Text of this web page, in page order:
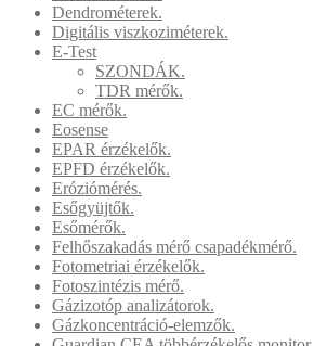
Dendrométerek.
Digitális viszkoziméterek.
E-Test
SZONDÁK.
TDR mérők.
EC mérők.
Eosense
EPAR érzékelők.
EPFD érzékelők.
Eróziómérés.
Esőgyüjtők.
Esőmérők.
Felhőszakadás mérő csapadékmérő.
Fotometriai érzékelők.
Fotoszintézis mérő.
Gázizotóp analizátorok.
Gázkoncentráció-elemzők.